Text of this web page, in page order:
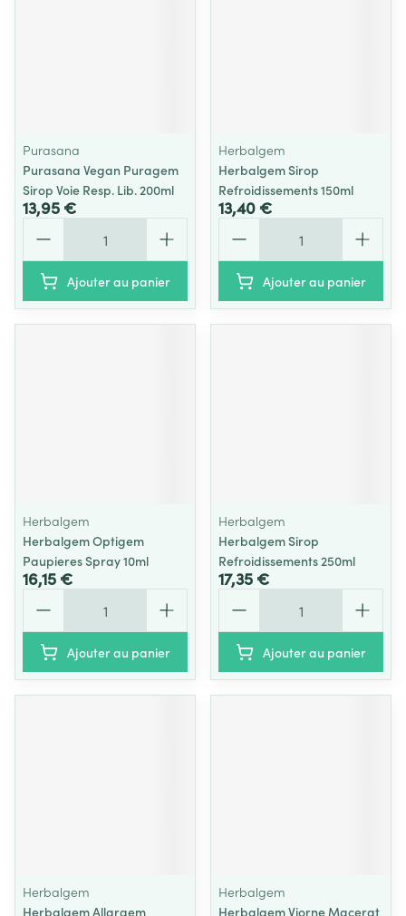
Purasana
Purasana Vegan Puragem
Sirop Voie Resp. Lib. 200ml
13,95 €
Ajouter au panier
Herbalgem
Herbalgem Sirop
Refroidissements 150ml
13,40 €
Ajouter au panier
Herbalgem
Herbalgem Optigem
Paupieres Spray 10ml
16,15 €
Ajouter au panier
Herbalgem
Herbalgem Sirop
Refroidissements 250ml
17,35 €
Ajouter au panier
Herbalgem
Herbalgem Allargem
Herbalgem
Herbalgem Viorne Macerat